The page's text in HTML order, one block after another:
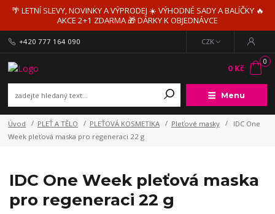
🌴 LETNÍ SLEVY, NOVINKY A VÝPRODEJ ☀️ VÝHODNÉ SADY A BALÍČKY 🔥
AKCE 2+1 ZDARMA 🎁 DÁRKY K OBJEDNÁVCE
Menu
CZK
+420 777 164 090
0
0 Kč
Úvod PLEŤ A TĚLO PLEŤOVÁ KOSMETIKA Pleťové masky
IDC One
Week pleťová maska pro regeneraci 22 g
IDC One Week pleťová maska
pro regeneraci 22 g